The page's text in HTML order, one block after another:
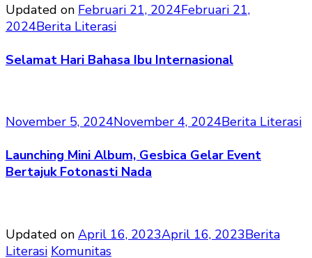
Updated on Februari 21, 2024Februari 21,
2024Berita Literasi
Selamat Hari Bahasa Ibu Internasional
November 5, 2024November 4, 2024Berita Literasi
Launching Mini Album, Gesbica Gelar Event
Bertajuk Fotonasti Nada
Updated on April 16, 2023April 16, 2023Berita
Literasi Komunitas